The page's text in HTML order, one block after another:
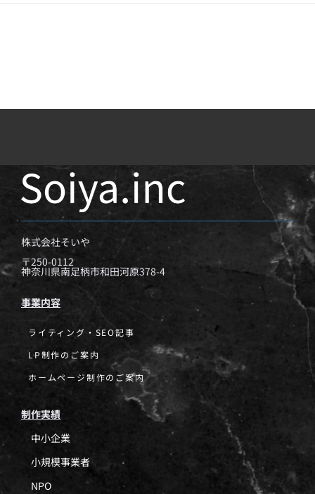
株式会社そいや
〒250-0112
神奈川県南足柄市和田河原378-4
事業内容
ライティング・SEO記事
LP制作のご案内
ホームページ制作のご案内
制作実績
中小企業
小規模事業者
NPO